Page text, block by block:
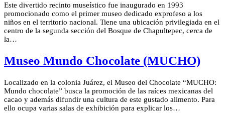
Este divertido recinto museístico fue inaugurado en 1993
promocionado como el primer museo dedicado exprofeso a los
niños en el territorio nacional. Tiene una ubicación privilegiada en el
centro de la segunda sección del Bosque de Chapultepec, cerca de
la…
Museo Mundo Chocolate (MUCHO)
Localizado en la colonia Juárez, el Museo del Chocolate “MUCHO:
Mundo chocolate” busca la promoción de las raíces mexicanas del
cacao y además difundir una cultura de este gustado alimento. Para
ello ocupa varias salas de exhibición para explicar los…